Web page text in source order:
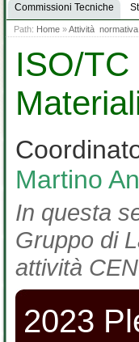
Commissioni Tecniche
Path: Home »Attività normativa
ISO/
Martino
In questa
Gruppo di
attività
2023